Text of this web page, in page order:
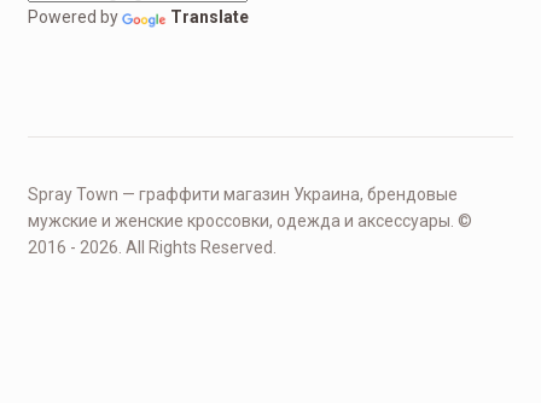
Powered by Translate
Spray Town — граффити магазин Украина, брендовые
мужские и женские кроссовки, одежда и аксессуары. ©
2016 - 2026. All Rights Reserved.